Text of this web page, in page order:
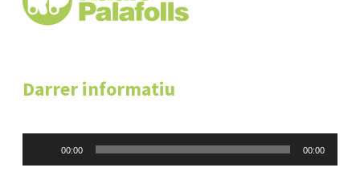
Darrer informatiu
00:00 00:00